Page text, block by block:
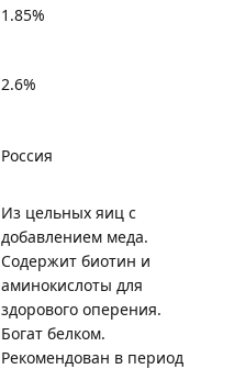
1.85%
2.6%
Россия
Из цельных яиц с
добавлением меда.
Содержит биотин и
аминокислоты для
здорового оперения.
Богат белком.
Рекомендован в период